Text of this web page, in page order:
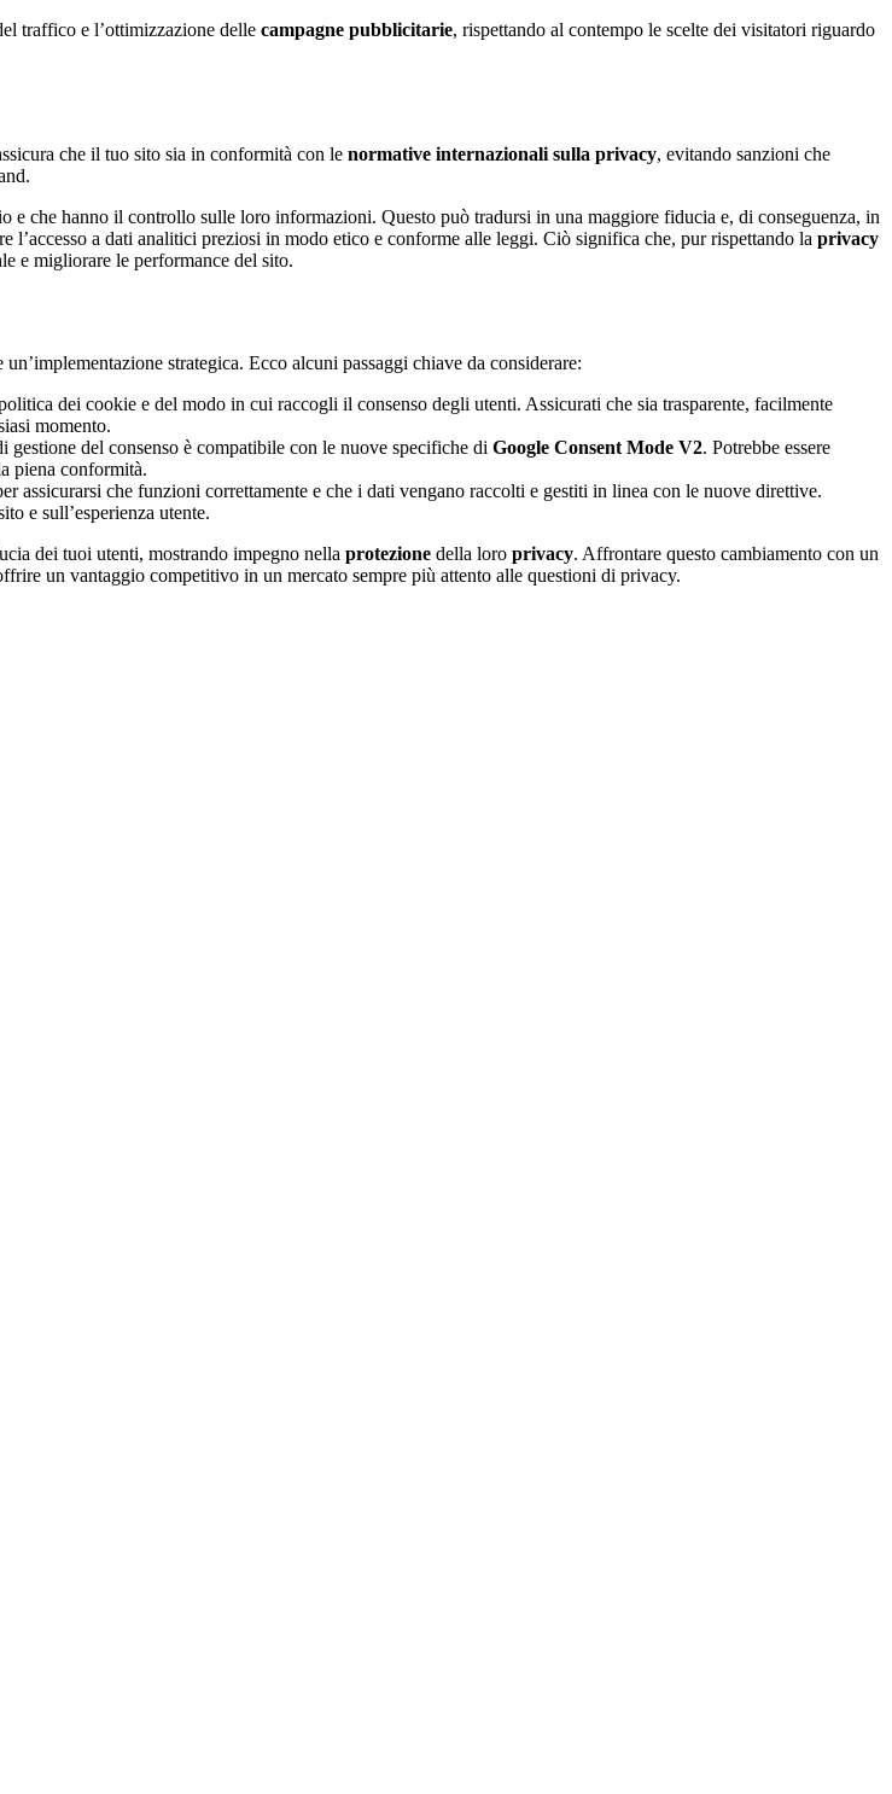
traffico e l’ottimizzazione delle campagne pubblicitarie, rispettando al contempo le scelte dei visitatori riguardo
che il tuo sito sia in conformità con le normative internazionali sulla privacy, evitando sanzioni che
e che hanno il controllo sulle loro informazioni. Questo può tradursi in una maggiore fiducia e, di conseguenza, in
l’accesso a dati analitici preziosi in modo etico e conforme alle leggi. Ciò significa che, pur rispettando la privacy
e migliorare le performance del sito.
strategica. Ecco alcuni passaggi chiave da considerare:
dei cookie e del modo in cui raccogli il consenso degli utenti. Assicurati che sia trasparente, facilmente
momento.
gestione del consenso è compatibile con le nuove specifiche di Google Consent Mode V2. Potrebbe essere
piena conformità.
assicurarsi che funzioni correttamente e che i dati vengano raccolti e gestiti in linea con le nuove direttive.
e sull’esperienza utente.
dei tuoi utenti, mostrando impegno nella protezione della loro privacy. Affrontare questo cambiamento con un
un vantaggio competitivo in un mercato sempre più attento alle questioni di privacy.